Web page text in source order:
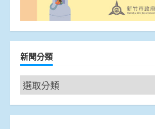
新聞分類
新
聞
分